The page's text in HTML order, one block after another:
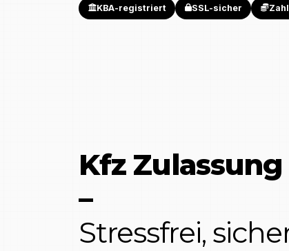
KBA-registriert SSL-sicher
Kfz
–
Stressfrei,